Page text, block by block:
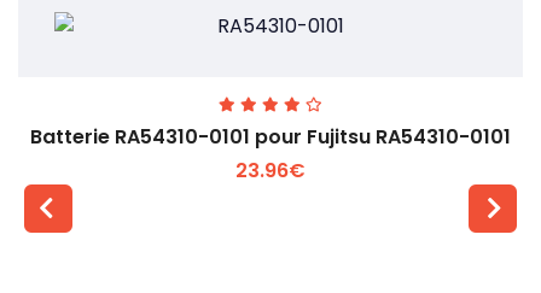
Batterie RA54310-0101 pour Fujitsu RA54310-0101
23.96€